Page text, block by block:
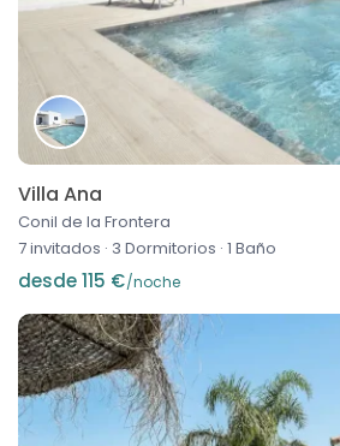
Villa Ana
Conil de la Frontera
7 invitados · 3 Dormitorios · 1 Baño
desde 115 €/noche